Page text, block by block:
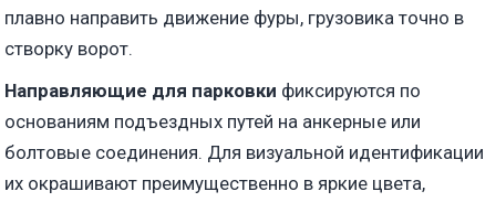
плавно направить движение фуры, грузовика точно в
створку ворот.
Направляющие для парковки фиксируются по
основаниям подъездных путей на анкерные или
болтовые соединения. Для визуальной идентификации
их окрашивают преимущественно в яркие цвета,